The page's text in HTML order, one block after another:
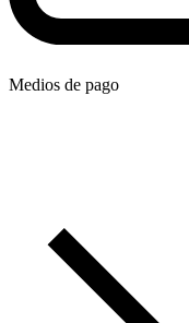
Medios de pago